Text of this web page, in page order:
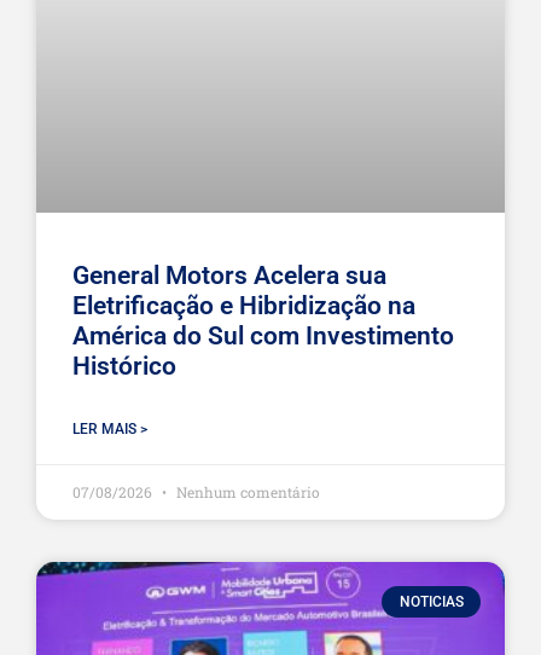
General Motors Acelera sua
Eletrificação e Hibridização na
América do Sul com Investimento
Histórico
LER MAIS >
07/08/2026 Nenhum comentário
NOTICIAS